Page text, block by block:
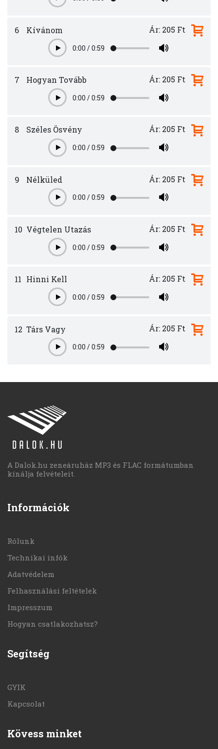
6 Kívánom
Play0:00 /0:59
Ár: 205 Ft
7 Hogyan Tovább
Play0:00 /0:59
Ár: 205 Ft
8 Széles Ösvény
Play0:00 /0:59
Ár: 205 Ft
9 Nélküled
Play0:00 /0:59
Ár: 205 Ft
10 Végtelen Utazás
Play0:00 /0:59
Ár: 205 Ft
11 Hinni Kell
Play0:00 /0:59
Ár: 205 Ft
12 Társ Vagy
Play0:00 /0:59
Ár: 205 Ft
A Dalok.hu zeneáruház MP3 és FLAC formátumban
kínálja felvételeit.
Információk
Rólunk
Technikai infók
Adatvédelem
Felhasználási feltételek
Impresszum
Hogyan csatlakozhatsz?
Segítség
GYIK
Kapcsolat
Kövess minket